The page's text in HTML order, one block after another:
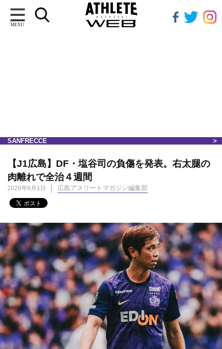
MENU
SANFRECCE
【J1広島】DF・塩谷司の負傷を発表。右太腿の
肉離れで全治４週間
2026年6月1日 広島アスリートマガジン編集部